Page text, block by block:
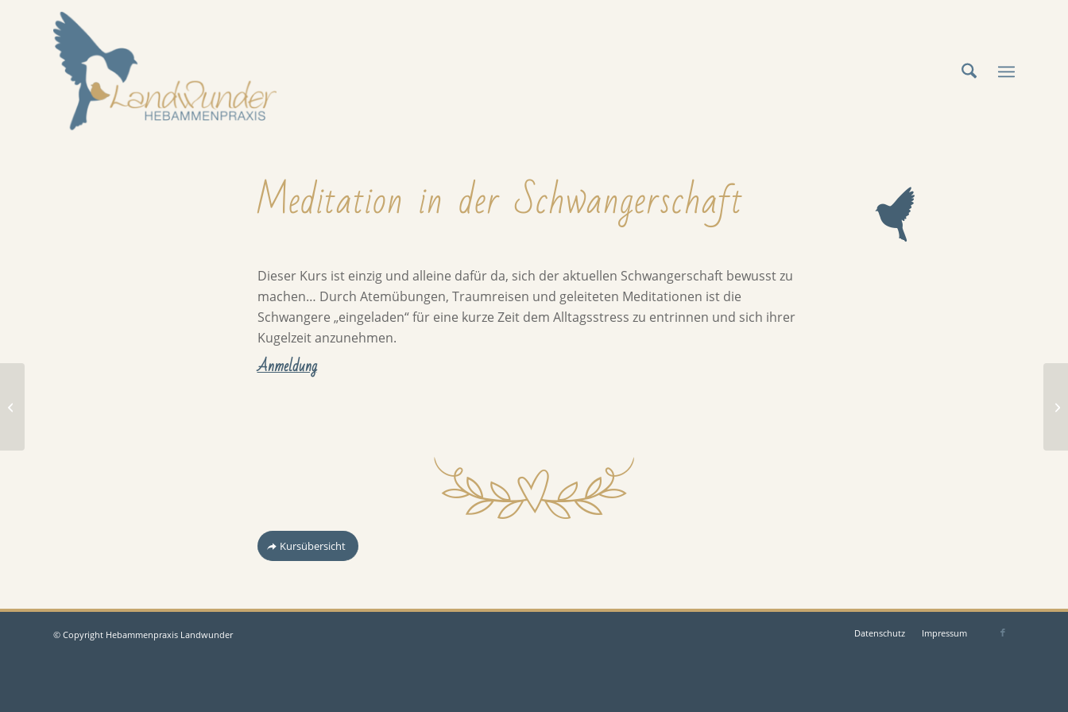
Meditation in der Schwangerschaft
Dieser Kurs ist einzig und alleine dafür da, sich der aktuellen Schwangerschaft bewusst zu
machen… Durch Atemübungen, Traumreisen und geleiteten Meditationen ist die
Schwangere „eingeladen“ für eine kurze Zeit dem Alltagsstress zu entrinnen und sich ihrer
Kugelzeit anzunehmen.
Anmeldung
Kursübersicht
© Copyright Hebammenpraxis Landwunder Datenschutz Impressum